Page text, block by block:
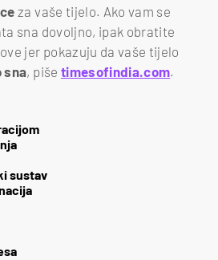
za vaše tijelo. Ako vam se
sna dovoljno, ipak obratite
jer pokazuju da vaše tijelo
sna, piše timesofindia.com.
sustav